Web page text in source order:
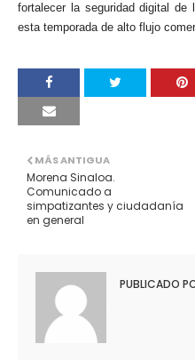
fortalecer la seguridad digital de
esta temporada de alto flujo
MÁS ANTIGUA
Morena Sinaloa.
Comunicado a
simpatizantes y ciudadanía
en general
PUBLICADO